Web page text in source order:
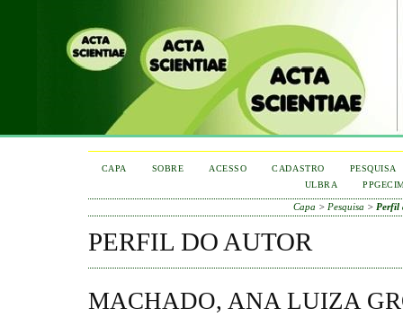
CAPA SOBRE ACESSO CADASTRO
PESQUISA
ULBRA
Capa > Pesquisa > Perfil
PERFIL DO AUTOR
MACHADO, ANA LUIZA